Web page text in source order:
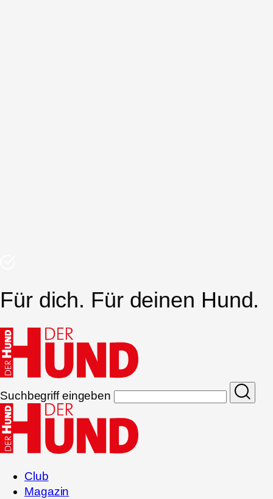
Für dich. Für deinen Hund.
Suchbegriff eingeben
Club
Magazin